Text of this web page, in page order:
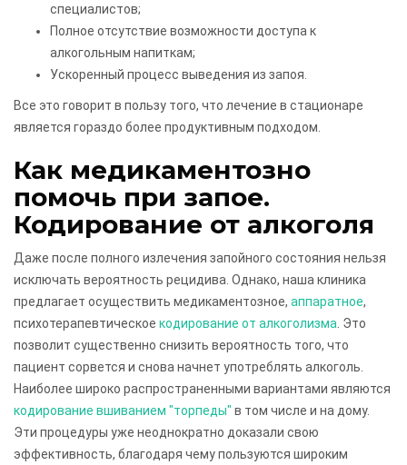
специалистов;
Полное отсутствие возможности доступа к
алкогольным напиткам;
Ускоренный процесс выведения из запоя.
Все это говорит в пользу того, что лечение в стационаре
является гораздо более продуктивным подходом.
Как медикаментозно
помочь при запое.
Кодирование от алкоголя
Даже после полного излечения запойного состояния нельзя
исключать вероятность рецидива. Однако, наша клиника
предлагает осуществить медикаментозное, аппаратное,
психотерапевтическое кодирование от алкоголизма . Это
позволит существенно снизить вероятность того, что
пациент сорвется и снова начнет употреблять алкоголь.
Наиболее широко распространенными вариантами являются
кодирование вшиванием "торпеды" в том числе и на дому.
Эти процедуры уже неоднократно доказали свою
эффективность, благодаря чему пользуются широким